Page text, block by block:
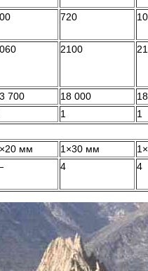
720
2100
700 18 000
1
1
мм 1×30 мм
4 4